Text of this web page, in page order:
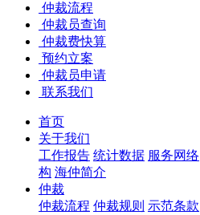
仲裁流程
仲裁员查询
仲裁费快算
预约立案
仲裁员申请
联系我们
首页
关于我们
工作报告 统计数据 服务网络
构 海仲简介
仲裁
仲裁流程 仲裁规则 示范条款